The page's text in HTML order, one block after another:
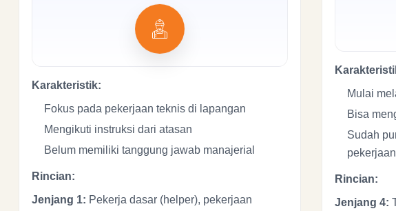
Karakteristik:
Fokus pada pekerjaan teknis di lapangan
Mengikuti instruksi dari atasan
Belum memiliki tanggung jawab manajerial
Rincian:
Jenjang 1: Pekerja dasar (helper), pekerjaan
Mulai
Bisa
Sudah
pekerjaan
Rincian:
Jenjang 4: